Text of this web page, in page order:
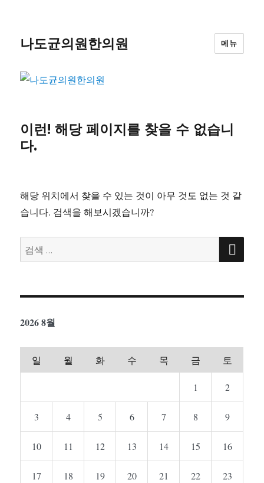
나도균의원한의원 메뉴
이런! 해당 페이지를 찾을 수 없습니
다.
해당 위치에서 찾을 수 있는 것이 아무 것도 없는 것 같
습니다. 검색을 해보시겠습니까?
검
색:
검
2026 8월
일 월 화 수 목 금 토
1 2
3 4 5 6 7 8 9
10 11 12 13 14 15 16
17 18 19 20 21 22 23